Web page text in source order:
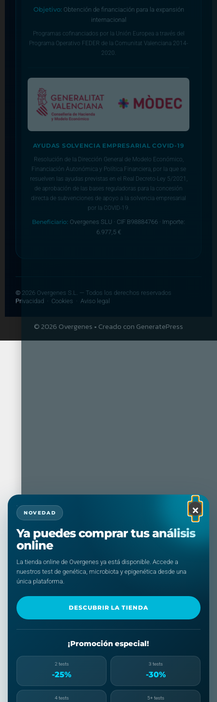
Objetivo: Obtención de financiación para la expansión
internacional
Programas cofinanciados por la Unión Europea a través del
Programa Operativo FEDER de la Comunitat Valenciana 2014-
2020.
AYUDAS SOLVENCIA EMPRESARIAL COVID-19
Resolución de la Dirección General de Modelo Económico,
Financiación Autonómica y Política Financiera, por la que se
resuelven las ayudas previstas en el Real Decreto-Ley 5/2021,
de aprobación de las bases reguladoras para la concesión
directa de subvenciones de apoyo a la solvencia empresarial
por la COVID-19.
Beneficiario: Overgenes SLU · CIF B98884766 · Importe:
6.977,5 €
© 2026 Overgenes S.L. — Todos los derechos reservados
Privacidad · Cookies ·Aviso legal
© 2026 Overgenes • Creado con GeneratePress
×
NOVEDAD
Ya puedes comprar tus análisis
online
La tienda online de Overgenes ya está disponible. Accede a
nuestros test de genética, microbiota y epigenética desde una
única plataforma.
DESCUBRIR LA TIENDA
¡Promoción especial!
2 tests
-25%
3 tests
-30%
4 tests 5+ tests